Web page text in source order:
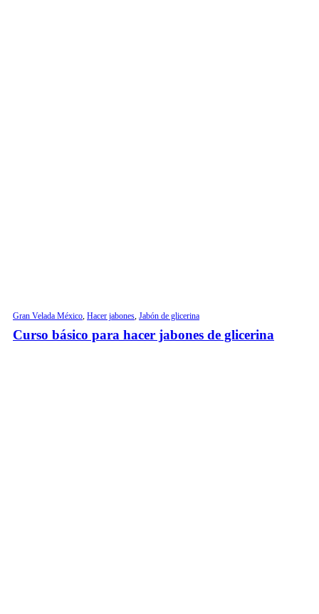
Gran Velada México Hacer jabones Jabón de glicerina
Curso básico para hacer jabones de glicerina